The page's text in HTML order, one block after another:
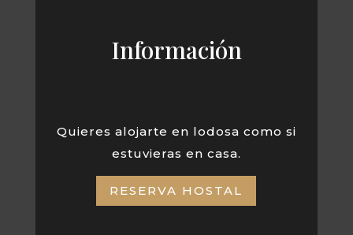
Información
Quieres alojarte en lodosa como si
estuvieras en casa.
RESERVA HOSTAL